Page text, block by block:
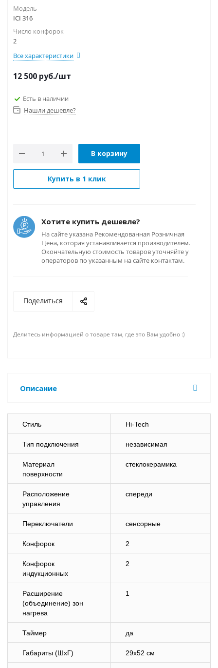
Модель
ICI 316
Число конфорок
2
Все характеристики
12 500 руб./шт
Есть в наличии
Нашли дешевле?
В корзину
Купить в 1 клик
Хотите купить дешевле?
На сайте указана Рекомендованная Розничная
Цена, которая устанавливается производителем.
Окончательную стоимость товаров уточняйте у
операторов по указанным на сайте контактам.
Поделиться
Делитесь информацией о товаре там, где это Вам удобно :)
Описание
Стиль Hi-Tech
Тип подключения независимая
Материал
поверхности
стеклокерамика
Расположение
управления
спереди
Переключатели сенсорные
Конфорок 2
Конфорок
индукционных
2
Расширение
(объединение) зон
нагрева
1
Таймер да
Габариты (ШхГ) 29х52 см